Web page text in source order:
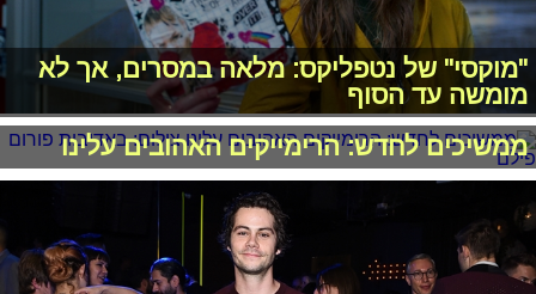
"מוקסי" של נטפליקס: מלאה במסרים, אך לא
מומשה עד הסוף
ממשיכים לחדש: הרימייקים האהובים עלינו